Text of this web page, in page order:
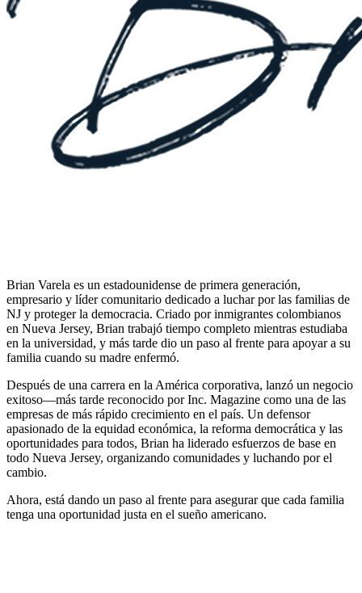
Brian Varela es un estadounidense de primera generación,
empresario y líder comunitario dedicado a luchar por las familias de
NJ y proteger la democracia. Criado por inmigrantes colombianos
en Nueva Jersey, Brian trabajó tiempo completo mientras estudiaba
en la universidad, y más tarde dio un paso al frente para apoyar a su
familia cuando su madre enfermó.
Después de una carrera en la América corporativa, lanzó un negocio
exitoso—más tarde reconocido por Inc. Magazine como una de las
empresas de más rápido crecimiento en el país. Un defensor
apasionado de la equidad económica, la reforma democrática y las
oportunidades para todos, Brian ha liderado esfuerzos de base en
todo Nueva Jersey, organizando comunidades y luchando por el
cambio.
Ahora, está dando un paso al frente para asegurar que cada familia
tenga una oportunidad justa en el sueño americano.